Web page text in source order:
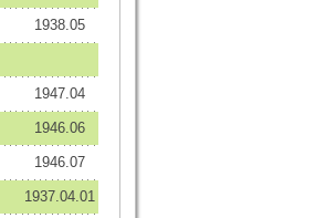
1938.05
1947.04
1946.06
1946.07
1937.04.01